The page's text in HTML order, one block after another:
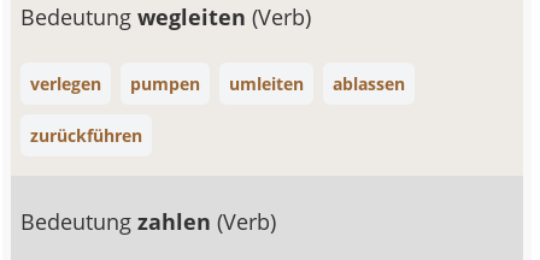
Bedeutungwegleiten(Verb)
verlegen pumpen umleiten ablassen
zurückführen
Bedeutungzahlen(Verb)